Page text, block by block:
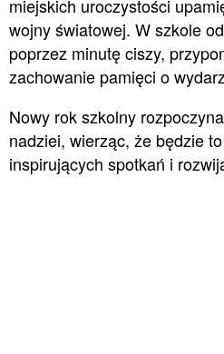
miejskich uroczystości
wojny światowej. W szkole
poprzez minutę ciszy,
zachowanie pamięci o
Nowy rok szkolny
nadziei, wierząc, że będzie
inspirujących spotkań i